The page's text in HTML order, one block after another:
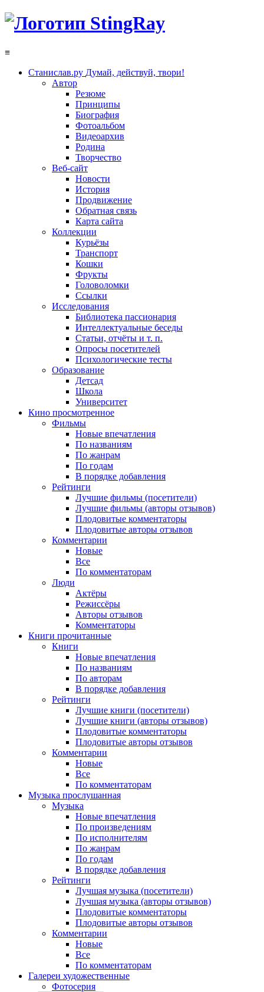
≡
Станислав.ру Думай, действуй, твори!
Автор
Резюме
Принципы
Биография
Фотоальбом
Видеоархив
Родина
Творчество
Веб-сайт
Новости
История
Продвижение
Обратная связь
Карта сайта
Коллекции
Курьёзы
Транспорт
Кошки
Фрукты
Головоломки
Ссылки
Исследования
Библиотека пассионария
Интеллектуальные беседы
Статьи, отчёты и т. п.
Опросы посетителей
Психологические тесты
Образование
Детсад
Школа
Университет
Кино просмотренное
Фильмы
Новые впечатления
По названиям
По жанрам
По годам
В порядке добавления
Рейтинги
Лучшие фильмы (посетители)
Лучшие фильмы (авторы отзывов)
Плодовитые комментаторы
Плодовитые авторы отзывов
Комментарии
Новые
Все
По комментаторам
Люди
Актёры
Режиссёры
Авторы отзывов
Комментаторы
Книги прочитанные
Книги
Новые впечатления
По названиям
По авторам
В порядке добавления
Рейтинги
Лучшие книги (посетители)
Лучшие книги (авторы отзывов)
Плодовитые комментаторы
Плодовитые авторы отзывов
Комментарии
Новые
Все
По комментаторам
Музыка прослушанная
Музыка
Новые впечатления
По произведениям
По исполнителям
По жанрам
По годам
В порядке добавления
Рейтинги
Лучшая музыка (посетители)
Лучшая музыка (авторы отзывов)
Плодовитые комментаторы
Плодовитые авторы отзывов
Комментарии
Новые
Все
По комментаторам
Галереи художественные
Фотосерия